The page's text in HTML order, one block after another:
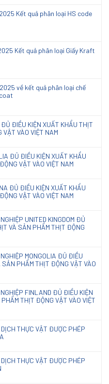
Kết quả phân loại HS code
Kết quả phân loại Giấy Kraft
về kết quả phân loại chế
ĐIỀU KIỆN XUẤT KHẨU THỊT
VÀO VIỆT NAM
ĐỦ ĐIỀU KIỆN XUẤT KHẨU
VẬT VÀO VIỆT NAM
ĐỦ ĐIỀU KIỆN XUẤT KHẨU
VẬT VÀO VIỆT NAM
UNITED KINGDOM ĐỦ
VÀ SẢN PHẨM THỊT ĐỘNG
MONGOLIA ĐỦ ĐIỀU
PHẨM THỊT ĐỘNG VẬT VÀO
FINLAND ĐỦ ĐIỀU KIỆN
THỊT ĐỘNG VẬT VÀO VIỆT
THỰC VẬT ĐƯỢC PHÉP
THỰC VẬT ĐƯỢC PHÉP